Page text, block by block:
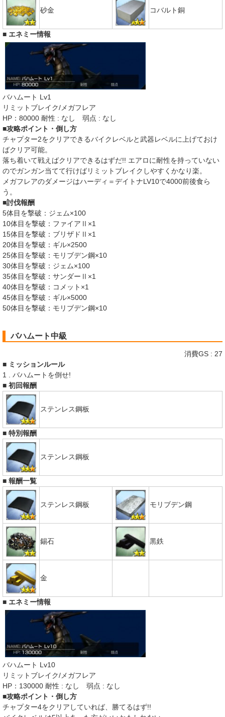
砂金 コバルト銅
■ エネミー情報
バハムート Lv1
リミットブレイク/メガフレア
HP：80000 耐性 : なし 弱点 : なし
■攻略ポイント・倒し方
チャプター2をクリアできるバイクレベルと武器レベルに上げておけ
ばクリア可能。
落ち着いて戦えばクリアできるはずだ!! エアロに耐性を持っていない
のでガンガン当てて行けばリミットブレイクしやすくかなり楽。
メガフレアのダメージはハーディ＝デイトナLV10で4000前後食ら
う。
■討伐報酬
5体目を撃破：ジェム×100
10体目を撃破：ファイアⅡ×1
15体目を撃破：ブリザドⅡ×1
20体目を撃破：ギル×2500
25体目を撃破：モリブデン鋼×10
30体目を撃破：ジェム×100
35体目を撃破：サンダーⅡ×1
40体目を撃破：コメット×1
45体目を撃破：ギル×5000
50体目を撃破：モリブデン鋼×10
バハムート中級
消費GS : 27
■ ミッションルール
1 . バハムートを倒せ!
■ 初回報酬
ステンレス鋼板
■ 特別報酬
ステンレス鋼板
■ 報酬一覧
ステンレス鋼板 モリブデン鋼
錫石 黒鉄
金
■ エネミー情報
バハムート Lv10
リミットブレイク/メガフレア
HP：130000 耐性 : なし 弱点 : なし
■攻略ポイント・倒し方
チャプター4をクリアしていれば、勝てるはず!!